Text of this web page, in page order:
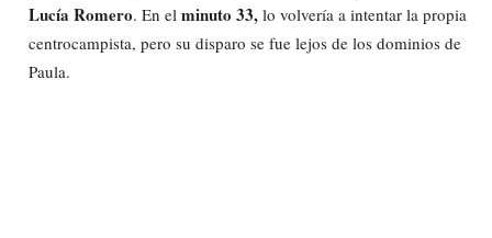
Lucía Romero. En el minuto 33, lo volvería a intentar la propia
centrocampista, pero su disparo se fue lejos de los dominios de
Paula.